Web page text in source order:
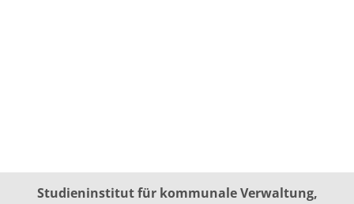
Studieninstitut für kommunale Verwaltung,